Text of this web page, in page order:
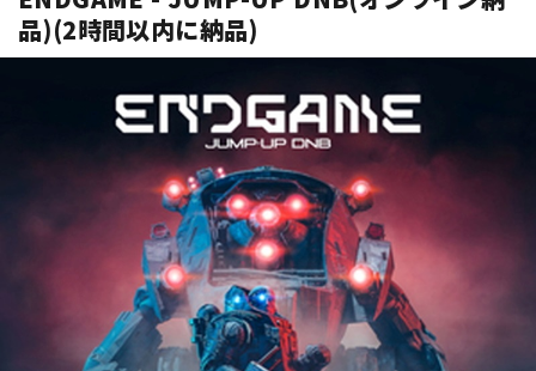
エレキギター
ベース ウクレレ
パーカッション
キーボード 電子ピアノ
品)(2時間以内に納品)